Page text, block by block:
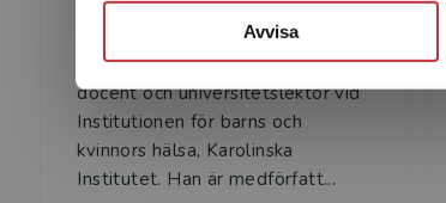
Avvisa
Josef Milerad
Josef Milerad är barnläkare,
docent och universitetslektor vid
Institutionen för barns och
kvinnors hälsa, Karolinska
Institutet. Han är medförfatt...